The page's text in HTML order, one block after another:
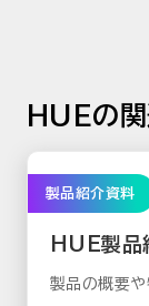
HUEの
製品紹介資料
HUE製品
製品の概要や